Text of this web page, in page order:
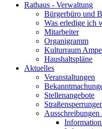
Rathaus - Verwaltung
Bürgerbüro und
Was erledige ich
Mitarbeiter
Organigramm
Kulturraum
Haushaltspläne
Aktuelles
Veranstaltungen
Stellenangebote
Ausschreibungen